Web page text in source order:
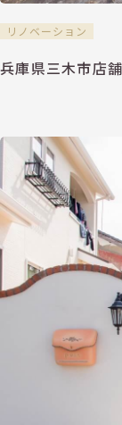
リノベーション
兵庫県三木市店